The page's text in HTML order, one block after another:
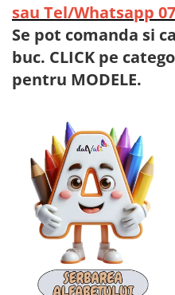
sau Tel/Whatsapp
Se pot comanda si
buc. CLICK pe
pentru MODELE.